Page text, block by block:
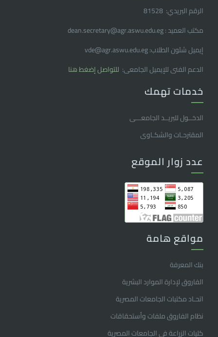
الرقم البريدي: 81528
مكتب العميد : dean.secretary@agr.aswu.edu.eg
إيميل شئون الطلاب: vde@agr.aswu.edu.eg
الدعم الفنى للإيميل الجامعى: للتواصل إضغط هنا
خدمات تهمك
الدخــول للبريــد الجامعـــى
المقترحـات والشكـاوى
عدد زوار الموقع
مواقع هامة
بنك المعرفة
الفاروق ﻹدارة الموارد البشرية
اتحـاد مكتبات الجامعات المصرية
نظام الفاروق ملفات وأستحقاقات
كليات الزراعة فى الجامعات المصرية